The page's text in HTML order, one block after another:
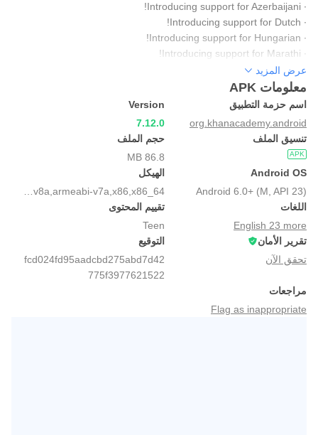
∙ Introducing support for Azerbaijani!
∙ Introducing support for Dutch!
∙ Introducing support for Hungarian!
∙ Introducing support for Marathi!
∙ Introducing support for Punjabi!
∙ Introducing support for Vietnamese!
∙ Bug fixes and performance improvements.
عرض المزيد
معلومات APK
اسم حزمة التطبيق
org.khanacademy.android
Version
7.12.0
تنسيق الملف
APK
حجم الملف
86.8 MB
Android OS
Android 6.0+ (M, API 23)
الهيكل
اللغات
English 23 more
تقييم المحتوى
Teen
تقرير الأمان
تحقق الآن
التوقيع
fcd024fd95aadcbd275abd7d42
775f3977621522
مراجعات
Flag as inappropriate